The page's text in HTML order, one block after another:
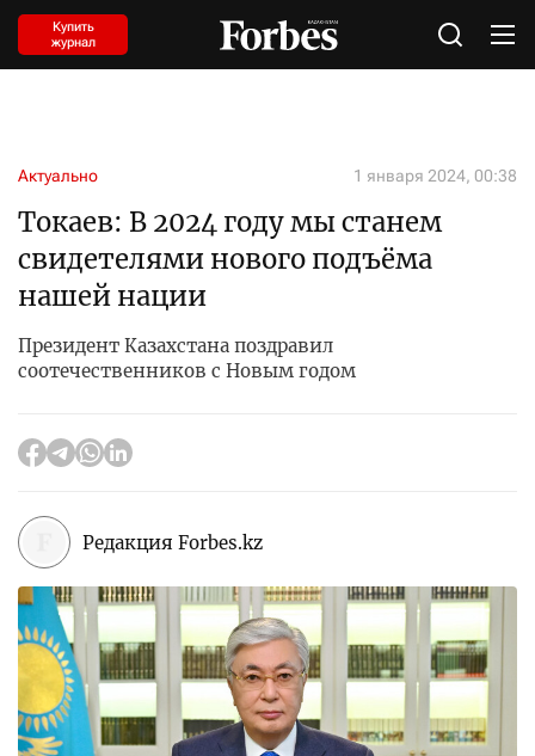
Купить
журнал
Актуально 1 января 2024, 00:38
Токаев: В 2024 году мы станем
свидетелями нового подъёма
нашей нации
Президент Казахстана поздравил
соотечественников с Новым годом
Редакция Forbes.kz